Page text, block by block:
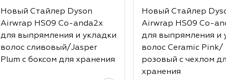
Новый Стайлер Dyson
Airwrap HS09 Co-anda2x
для выпрямления и укладки
волос сливовый/Jasper
Plum с боксом для хранения
Новый Стайлер
Airwrap HS09 Co-
для выпрямления и
волос Ceramic Pink/
розовый с чехлом
хранения